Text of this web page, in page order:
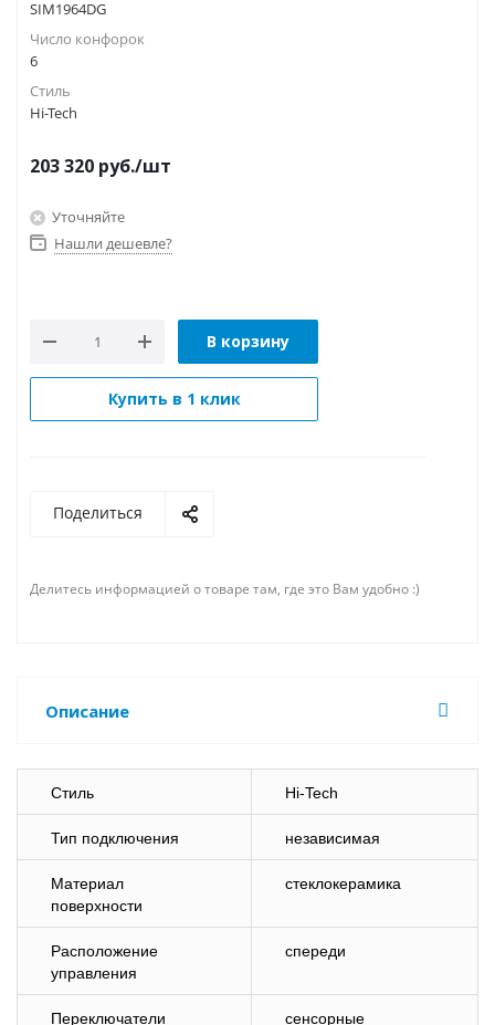
SIM1964DG
Число конфорок
6
Стиль
Hi-Tech
203 320 руб./шт
Уточняйте
Нашли дешевле?
В корзину
Купить в 1 клик
Поделиться
Делитесь информацией о товаре там, где это Вам удобно :)
Описание
Стиль Hi-Tech
Тип подключения независимая
Материал
поверхности
стеклокерамика
Расположение
управления
спереди
Переключатели сенсорные